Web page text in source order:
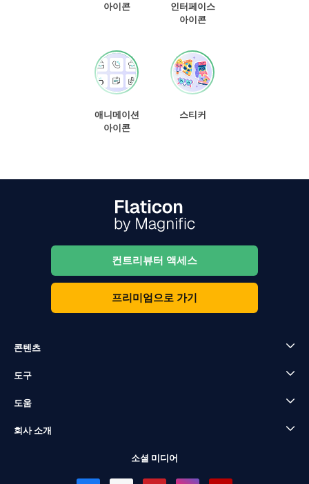
아이콘
인터페이스
아이콘
애니메이션
아이콘
스티커
컨트리뷰터 액세스
프리미엄으로 가기
콘텐츠
도구
도움
회사 소개
소셜 미디어